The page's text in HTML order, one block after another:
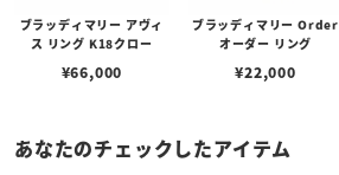
ブラッディマリー アヴィ
ス リング K18クロー
¥66,000
ブラッディマリー Order
オーダー リング
¥22,000
あなたのチェックしたアイテム